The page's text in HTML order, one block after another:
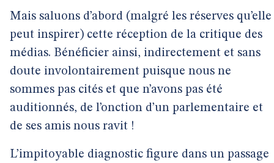
Mais saluons d’abord (malgré les réserves qu’elle
peut inspirer) cette réception de la critique des
médias. Bénéficier ainsi, indirectement et sans
doute involontairement puisque nous ne
sommes pas cités et que n’avons pas été
auditionnés, de l’onction d’un parlementaire et
de ses amis nous ravit !
L’impitoyable diagnostic figure dans un passage